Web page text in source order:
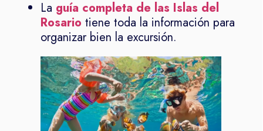
La guía completa de las Islas del
Rosario tiene toda la información para
organizar bien la excursión.